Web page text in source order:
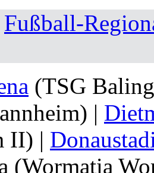
Fußball-
(TSG
|
II) |
(Wormatia